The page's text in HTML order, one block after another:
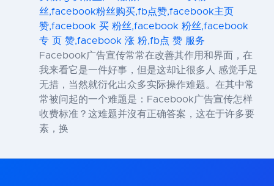
丝,facebook粉丝购买,fb点赞,facebook主页
赞,facebook 买 粉丝,facebook 粉丝,facebook
专 页 赞,facebook 涨 粉,fb点 赞 服务
Facebook广告宣传常常在改善其作用和界面，在
我来看它是一件好事，但是这却让很多人 感觉手足
无措，当然就衍化出众多实际操作难题。在其中常
常被问起的一个难题是：Facebook广告宣传怎样
收费标准？这难题并沒有正确答案，这在于许多要
素，换